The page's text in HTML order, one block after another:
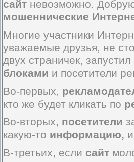
сайт невозможно.
мошеннические
Многие участники
уважаемые друзья, не
двух страничек, запустил
блоками и посетители
Во-первых,
кто же будет кликать по
Во-вторых, посетители
какую-то информацию,
В-третьих, если сайт